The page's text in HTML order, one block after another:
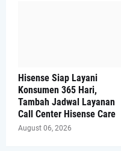
Hisense Siap Layani
Konsumen 365 Hari,
Tambah Jadwal Layanan
Call Center Hisense Care
August 06, 2026